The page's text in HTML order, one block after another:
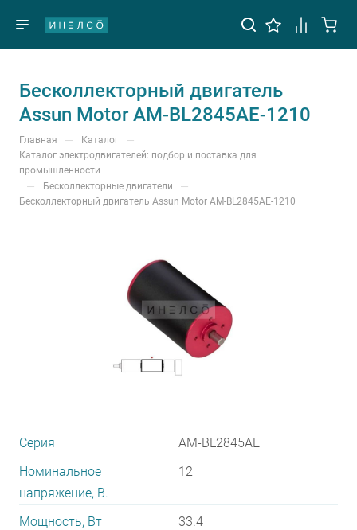
Бесколлекторный двигатель
Assun Motor AM-BL2845AE-1210
Главная — Каталог —
Каталог электродвигателей: подбор и поставка для
промышленности
— Бесколлекторные двигатели —
Бесколлекторный двигатель Assun Motor AM-BL2845AE-1210
Серия
AM-BL2845AE
Номинальное
напряжение, В.
12
Мощность, Вт
33.4